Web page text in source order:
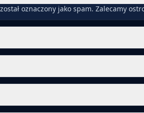
oznaczony jako spam. Zalecamy